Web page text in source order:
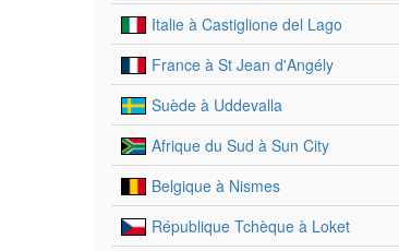
Italie à Castiglione del Lago
France à St Jean d'Angély
Suède à Uddevalla
Afrique du Sud à Sun City
Belgique à Nismes
République Tchèque à Loket